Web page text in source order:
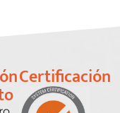
Certificación